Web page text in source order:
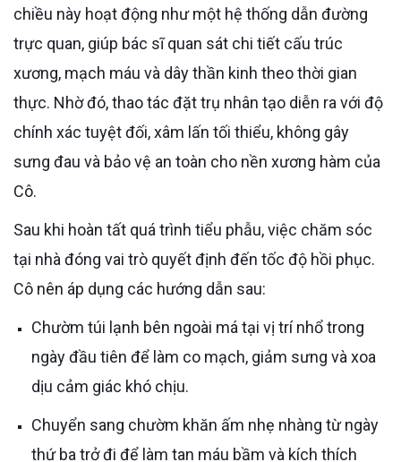
chiều này hoạt động như một hệ thống dẫn đường
trực quan, giúp bác sĩ quan sát chi tiết cấu trúc
xương, mạch máu và dây thần kinh theo thời gian
thực. Nhờ đó, thao tác đặt trụ nhân tạo diễn ra với độ
chính xác tuyệt đối, xâm lấn tối thiểu, không gây
sưng đau và bảo vệ an toàn cho nền xương hàm của
Cô.
Sau khi hoàn tất quá trình tiểu phẫu, việc chăm sóc
tại nhà đóng vai trò quyết định đến tốc độ hồi phục.
Cô nên áp dụng các hướng dẫn sau:
Chườm túi lạnh bên ngoài má tại vị trí nhổ trong
ngày đầu tiên để làm co mạch, giảm sưng và xoa
dịu cảm giác khó chịu.
Chuyển sang chườm khăn ấm nhẹ nhàng từ ngày
thứ ba trở đi để làm tan máu bầm và kích thích